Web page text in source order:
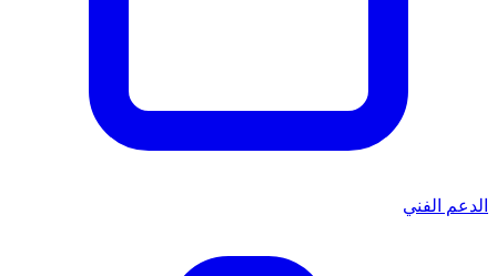
الدعم الفني